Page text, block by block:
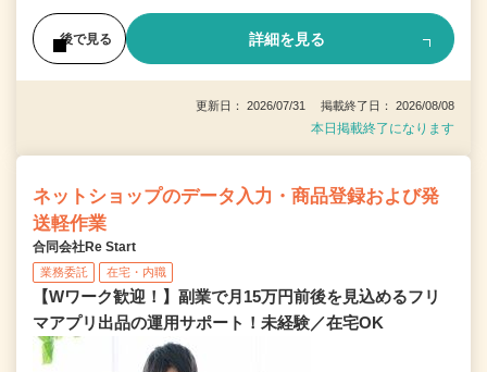
後で見る 詳細を見る
更新日： 2026/07/31 掲載終了日： 2026/08/08
本日掲載終了になります
ネットショップのデータ入力・商品登録および発
送軽作業
合同会社Re Start
業務委託 在宅・内職
【Wワーク歓迎！】副業で月15万円前後を見込めるフリ
マアプリ出品の運用サポート！未経験／在宅OK